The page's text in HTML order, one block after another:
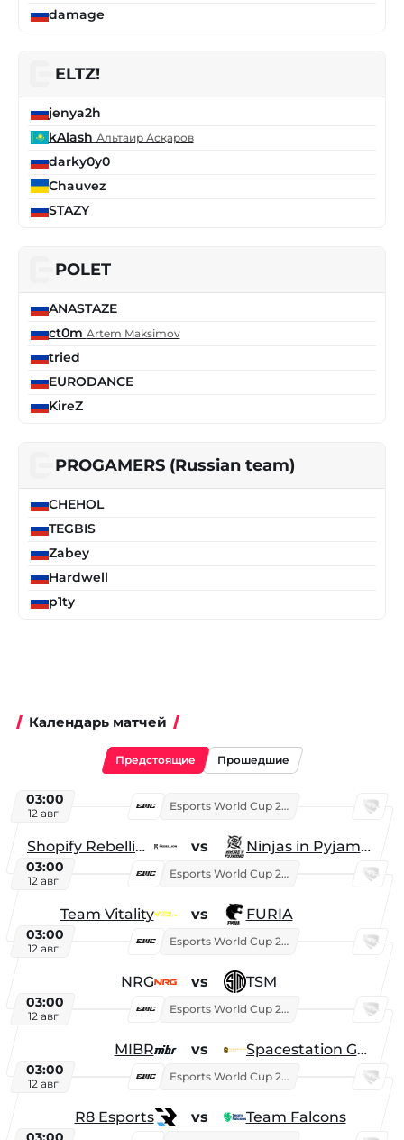
damage
ELTZ!
jenya2h
kAlash Альтаир Асқаров
darky0y0
Chauvez
STAZY
POLET
ANASTAZE
ct0m Artem Maksimov
tried
EURODANCE
KireZ
PROGAMERS (Russian team)
CHEHOL
TEGBIS
Zabey
Hardwell
p1ty
Календарь матчей
Предстоящие Прошедшие
03:00
12 авг
Esports World Cup 2026
Shopify Rebellion vs Ninjas in Pyjamas
03:00
12 авг
Esports World Cup 2026
Team Vitality vs FURIA
03:00
12 авг
Esports World Cup 2026
NRG vs TSM
03:00
12 авг
Esports World Cup 2026
MIBR vs Spacestation Gaming
03:00
12 авг
Esports World Cup 2026
R8 Esports vs Team Falcons